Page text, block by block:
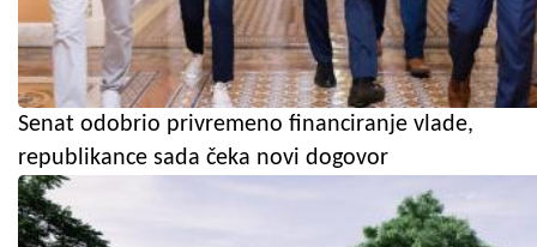
Senat odobrio privremeno financiranje vlade,
republikance sada čeka novi dogovor